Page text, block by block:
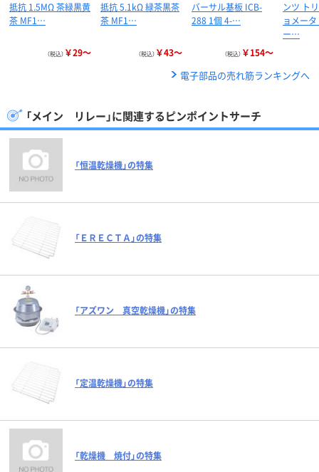
抵抗 1.5MΩ 茶緑黒黄
茶 MF1…
（税込） ￥29～
抵抗 5.1kΩ 緑茶黒茶
茶 MF1…
（税込） ￥43～
バーサル基板 ICB-
288 1個 4-…
（税込） ￥154～
ンツ ト
ョメー
ー…
電子部品の売れ筋ランキングへ
「メイン リレー」に関連するピンポイントサーチ
「恒温乾燥機」の特集
「ＥＲＥＣＴＡ」の特集
「アズワン 真空乾燥機」の特集
「定温乾燥機」の特集
「乾燥機 焼付」の特集